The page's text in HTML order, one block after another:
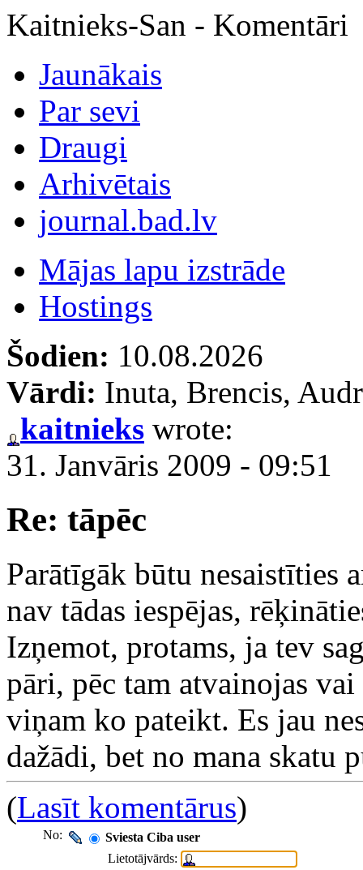
Kaitnieks-San - Komentāri
Jaunākais
Par sevi
Draugi
Arhivētais
journal.bad.lv
Mājas lapu izstrāde
Hostings
Šodien: 10.08.2026
Vārdi: Inuta, Brencis,
kaitnieks wrote:
31. Janvāris 2009 - 09:51
Re: tāpēc
Parātīgāk būtu nesaistīties
nav tādas iespējas,
Izņemot, protams, ja tev
pāri, pēc tam atvainojas
viņam ko pateikt. Es jau
dažādi, bet no mana skatu
(Lasīt komentārus)
No:
Sviesta Ciba user
Lietotājvārds: